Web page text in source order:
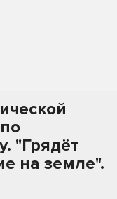
"Грядёт
на земле".